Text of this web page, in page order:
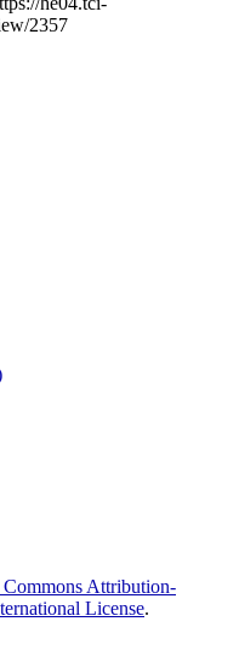
2357
Commons Attribution-
License.